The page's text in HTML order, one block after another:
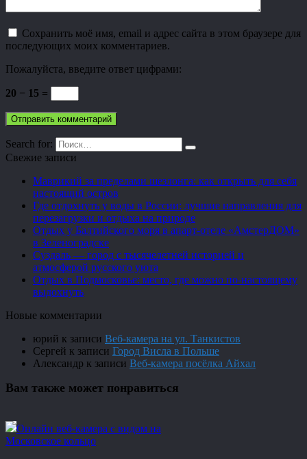
Сохранить моё имя, email и адрес сайта в этом браузере для
последующих моих комментариев.
Пожалуйста, введите ответ цифрами:
20 − 15 =
Search for:
Свежие записи
Маврикий за пределами шезлонга: как открыть для себя
настоящий остров
Где отдохнуть у воды в России: лучшие направления для
перезагрузки и отдыха на природе
Отдых у Балтийского моря в апарт-отеле «АмстерДОМ»
в Зеленоградске
Суздаль — город с тысячелетней историей и
атмосферой русского уюта
Отдых в Подмосковье: место, где можно по-настоящему
выдохнуть
Новые комментарии
юрий к записи Веб-камера на ул. Танкистов
Сергей к записи Город Висла в Польше
Александр к записи Веб-камера посёлка Айхал
Вам также может понравиться
Онлайн веб-камера с видом на
Московское кольцо